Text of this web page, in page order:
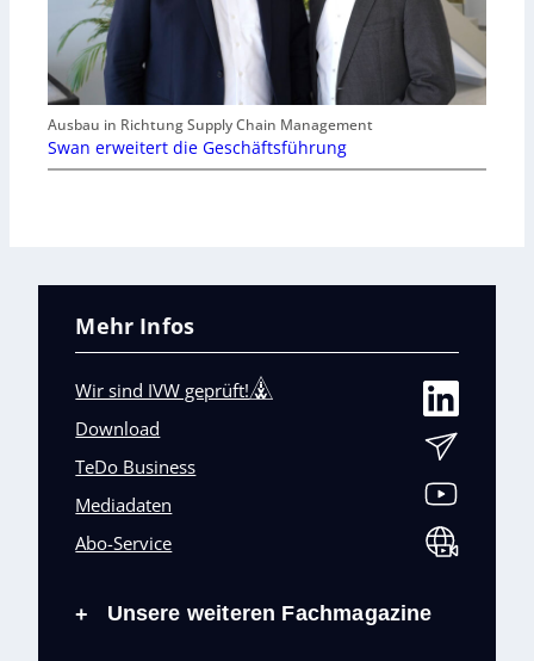
Ausbau in Richtung Supply Chain Management
Swan erweitert die Geschäftsführung
Mehr Infos
Wir sind IVW geprüft!
Download
TeDo Business
Mediadaten
Abo-Service
+ Unsere weiteren Fachmagazine